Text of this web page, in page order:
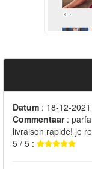
Datum : 18-12-
Commentaar:
livraison rapide! je
5 / 5 :